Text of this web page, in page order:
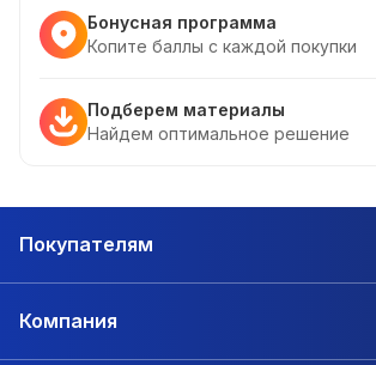
Бонусная программа
Копите баллы с каждой покупки
Подберем материалы
Найдем оптимальное решение
Покупателям
Компания